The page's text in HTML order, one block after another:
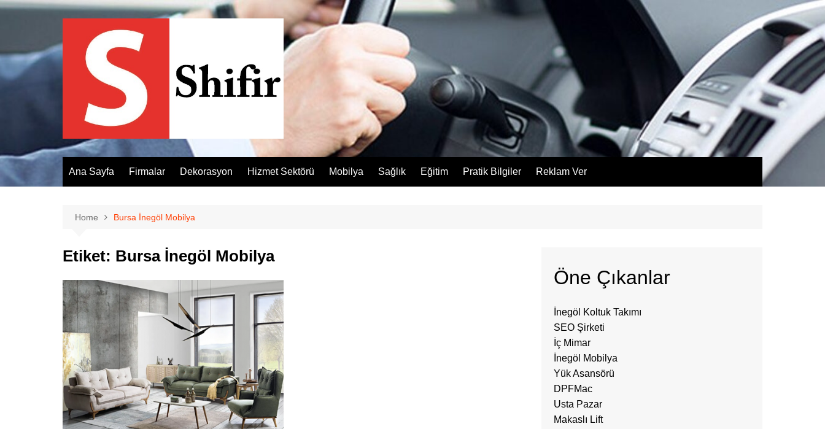
Skip
Ana Sayfa Firmalar Dekorasyon Hizmet Sektörü Mobilya Sağlık Eğitim Pratik Bilgiler Reklam Ver
Home Bursa İnegöl Mobilya
Etiket: Bursa İnegöl Mobilya
Öne Çıkanlar
İnegöl Koltuk Takımı
SEO Şirketi
İç Mimar
İnegöl Mobilya
Yük Asansörü
DPFMac
Usta Pazar
Makaslı Lift